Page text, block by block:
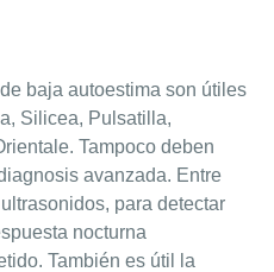
baja autoestima son útiles
Silicea, Pulsatilla,
Tampoco deben
avanzada. Entre
para detectar
nocturna
También es útil la